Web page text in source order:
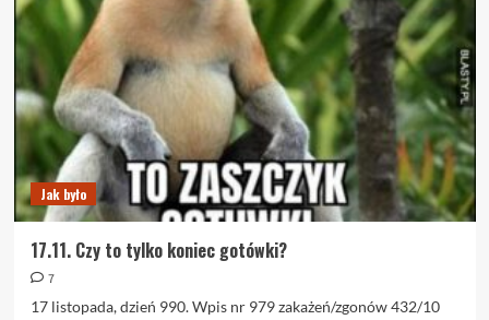
Jak było
17.11. Czy to tylko koniec gotówki?
7
17 listopada, dzień 990. Wpis nr 979 zakażeń/zgonów 432/10